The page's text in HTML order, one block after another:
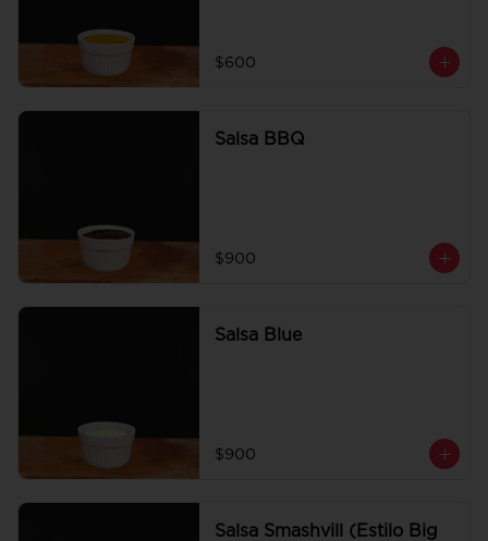
$600
Salsa BBQ
$900
Salsa Blue
$900
Salsa Smashvill (Estilo Big